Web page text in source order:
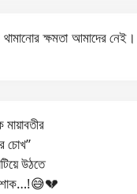
থামানোর ক্ষমতা আমাদের
চোখ”
উঠতে
শোক…!😅💔